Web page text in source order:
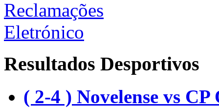
Resultados Desportivos
( 2-4 ) Novelense vs